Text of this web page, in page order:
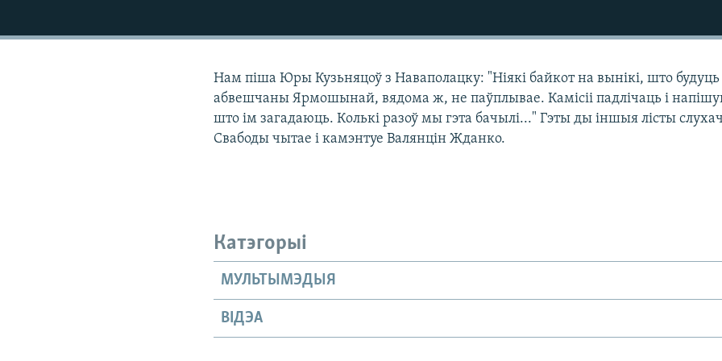
Нам піша Юры Кузьняцоў з Наваполацку: "Ніякі байкот на вынікі, што будуць
абвешчаны Ярмошынай, вядома ж, не паўплывае. Камісіі падлічаць і
што ім загадаюць. Колькі разоў мы гэта бачылі..." Гэты ды іншыя лісты
Свабоды чытае і камэнтуе Валянцін Жданко.
Катэгорыі
МУЛЬТЫМЭДЫЯ
ВІДЭА